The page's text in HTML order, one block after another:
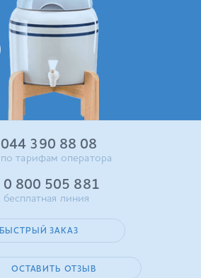
044 390 88 08
по тарифам оператора
0 800 505 881
бесплатная линия
БЫСТРЫЙ ЗАКАЗ
ОСТАВИТЬ ОТЗЫВ